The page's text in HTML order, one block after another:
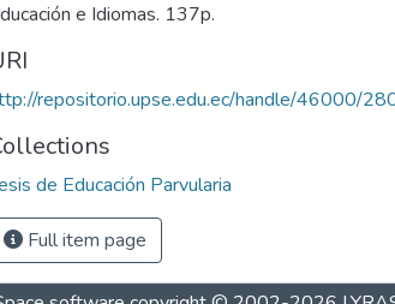
e Idiomas. 137p.
repositorio.upse.edu.ec/handle/46000/
de Educación Parvularia
Full item page